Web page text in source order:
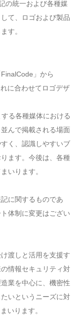
の統一および各種媒
て、ロゴおよび製品
す。
」から
に合わせてロゴデザ
る各種媒体における
んで掲載される場面
く、認識しやすいブ
ます。今後は、各種
いります。
に関するものであ
体制に変更はござい
渡しと活用を支援す
情報セキュリティ対
業を中心に、機密性
いというニーズに対
いります。